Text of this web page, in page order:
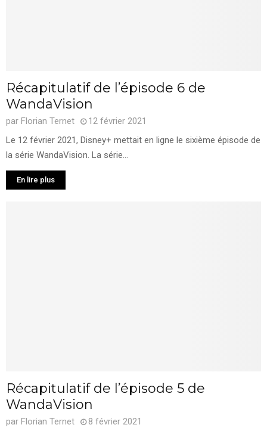
Récapitulatif de l’épisode 6 de
WandaVision
par Florian Ternet
12 février 2021
Le 12 février 2021, Disney+ mettait en ligne le sixième épisode de
la série WandaVision. La série...
En lire plus
Récapitulatif de l’épisode 5 de
WandaVision
par Florian Ternet
8 février 2021